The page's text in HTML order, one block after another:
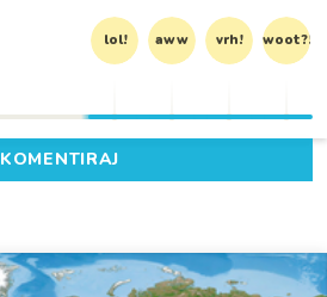
lol! aww vrh! woot?!
KOMENTIRAJ